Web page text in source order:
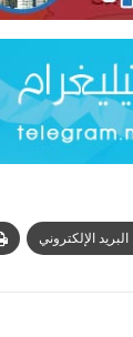
البريد الإلكتروني